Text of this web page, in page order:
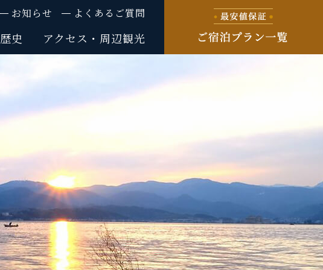
お知らせ よくあるご質問
歴史 アクセス・周辺観光